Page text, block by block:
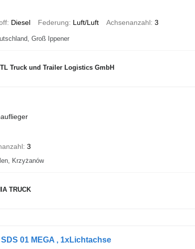
Diesel Federung Luft/Luft Achsenanzahl 3
Groß Ippener
Truck und Trailer Logistics GmbH
3
Krzyżanów
TRUCK
SDS 01 MEGA , 1xLichtachse